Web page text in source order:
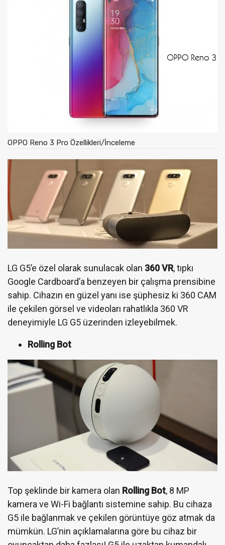
OPPO Reno 3 Pro Özellikleri/İnceleme
LG G5’e özel olarak sunulacak olan 360 VR, tıpkı
Google Cardboard’a benzeyen bir çalışma prensibine
sahip. Cihazın en güzel yanı ise şüphesiz ki 360 CAM
ile çekilen görsel ve videoları rahatlıkla 360 VR
deneyimiyle LG G5 üzerinden izleyebilmek.
Rolling Bot
Top şeklinde bir kamera olan Rolling Bot, 8 MP
kamera ve Wi-Fi bağlantı sistemine sahip. Bu cihaza
G5 ile bağlanmak ve çekilen görüntüye göz atmak da
mümkün. LG’nin açıklamalarına göre bu cihaz bir